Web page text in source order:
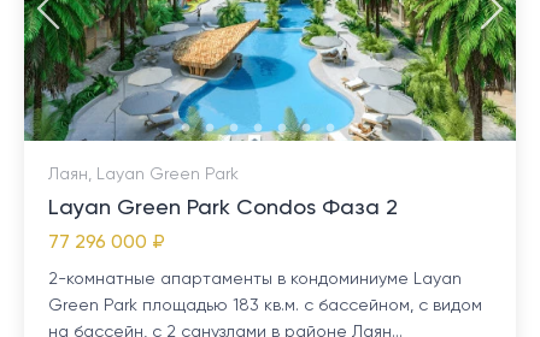
Лаян, Layan Green Park
Layan Green Park Condos Фаза 2
77 296 000 ₽
2-комнатные апартаменты в кондоминиуме Layan
Green Park площадью 183 кв.м. с бассейном, с видом
на бассейн, с 2 санузлами в районе Лаян...